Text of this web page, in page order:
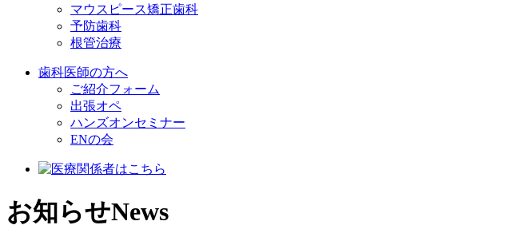
マウスピース矯正歯科
予防⻭科
根管治療
歯科医師の方へ
ご紹介フォーム
出張オペ
ハンズオンセミナー
ENの会
お知らせNews